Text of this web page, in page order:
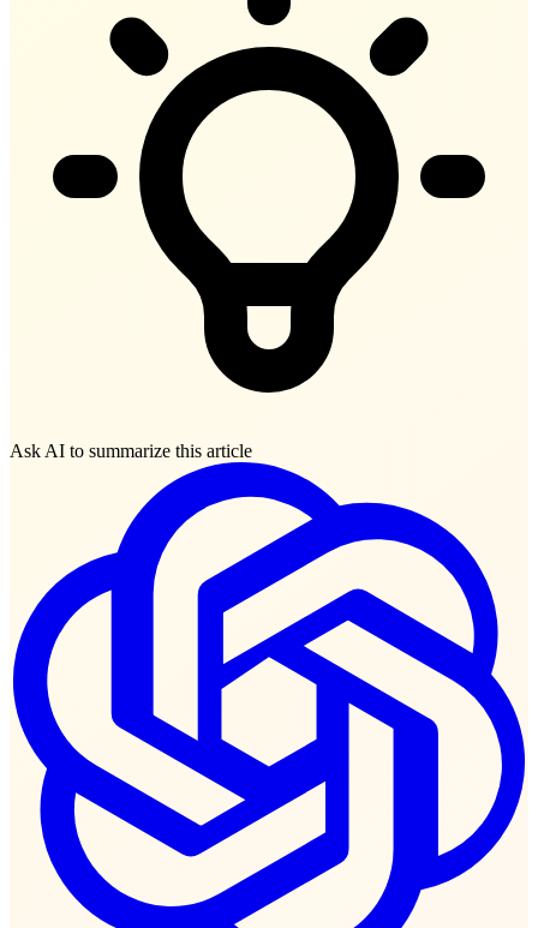
Ask AI to summarize this article